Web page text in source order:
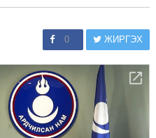
0 ЖИРГЭХ